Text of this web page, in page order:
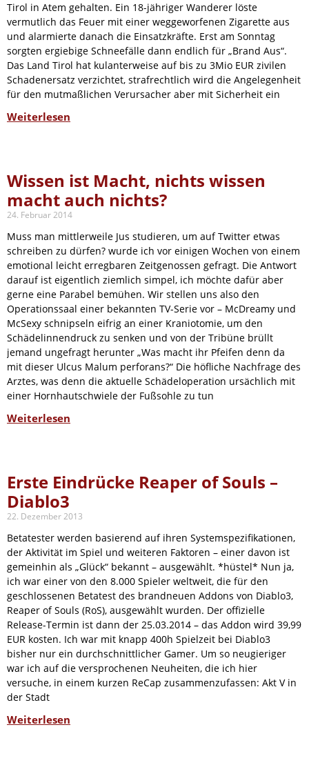
Tirol in Atem gehalten. Ein 18-jähriger Wanderer löste
vermutlich das Feuer mit einer weggeworfenen Zigarette aus
und alarmierte danach die Einsatzkräfte. Erst am Sonntag
sorgten ergiebige Schneefälle dann endlich für „Brand Aus“.
Das Land Tirol hat kulanterweise auf bis zu 3Mio EUR zivilen
Schadenersatz verzichtet, strafrechtlich wird die Angelegenheit
für den mutmaßlichen Verursacher aber mit Sicherheit ein
Weiterlesen
Wissen ist Macht, nichts wissen
macht auch nichts?
24. Februar 2014
Muss man mittlerweile Jus studieren, um auf Twitter etwas
schreiben zu dürfen? wurde ich vor einigen Wochen von einem
emotional leicht erregbaren Zeitgenossen gefragt. Die Antwort
darauf ist eigentlich ziemlich simpel, ich möchte dafür aber
gerne eine Parabel bemühen. Wir stellen uns also den
Operationssaal einer bekannten TV-Serie vor – McDreamy und
McSexy schnipseln eifrig an einer Kraniotomie, um den
Schädelinnendruck zu senken und von der Tribüne brüllt
jemand ungefragt herunter „Was macht ihr Pfeifen denn da
mit dieser Ulcus Malum perforans?“ Die höfliche Nachfrage des
Arztes, was denn die aktuelle Schädeloperation ursächlich mit
einer Hornhautschwiele der Fußsohle zu tun
Weiterlesen
Erste Eindrücke Reaper of Souls –
Diablo3
22. Dezember 2013
Betatester werden basierend auf ihren Systemspezifikationen,
der Aktivität im Spiel und weiteren Faktoren – einer davon ist
gemeinhin als „Glück“ bekannt – ausgewählt. *hüstel* Nun ja,
ich war einer von den 8.000 Spieler weltweit, die für den
geschlossenen Betatest des brandneuen Addons von Diablo3,
Reaper of Souls (RoS), ausgewählt wurden. Der offizielle
Release-Termin ist dann der 25.03.2014 – das Addon wird 39,99
EUR kosten. Ich war mit knapp 400h Spielzeit bei Diablo3
bisher nur ein durchschnittlicher Gamer. Um so neugieriger
war ich auf die versprochenen Neuheiten, die ich hier
versuche, in einem kurzen ReCap zusammenzufassen: Akt V in
der Stadt
Weiterlesen